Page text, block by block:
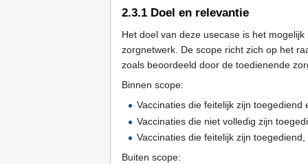
2.3.1 Doel en relevantie
Het doel van deze usecase is het
zorgnetwerk. De scope richt zich op het
zoals beoordeeld door de toedienende
Binnen scope:
Vaccinaties die feitelijk zijn
Vaccinaties die niet volledig zijn
Vaccinaties die feitelijk zijn
Buiten scope: